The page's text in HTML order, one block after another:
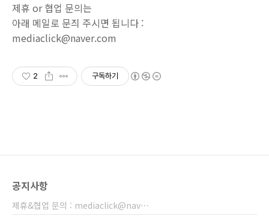
제휴 or 협업 문의는
아래 메일로 문즤 주시면 됩니다 :
mediaclick@naver.com
2 구독하기
공지사항
제휴&협업 문의 : mediaclick@nav⋯